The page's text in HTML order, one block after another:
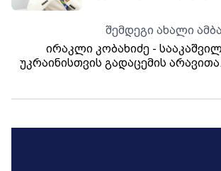
გავლენებისგან ხალხის
დაცვისკენ
შემდეგი ახალი
ირაკლი კობახიძე -
უკრაინისთვის გადაცემის